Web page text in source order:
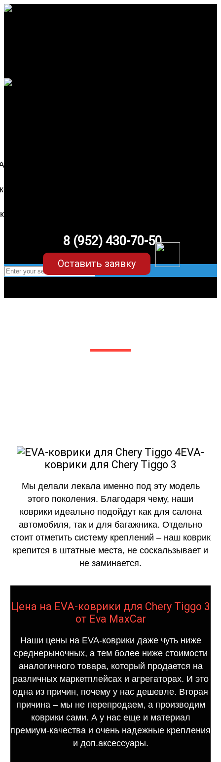
8 (952) 430-70-50
Оставить заявку
EVA-
коврики для Chery Tiggo 3
Мы делали лекала именно под эту модель
этого поколения. Благодаря чему, наши
коврики идеально подойдут как для салона
автомобиля, так и для багажника. Отдельно
стоит отметить систему креплений – наш коврик
крепится в штатные места, не соскальзывает и
не заминается.
Цена на EVA-коврики для Chery Tiggo 3
от Eva MaxCar
Наши цены на EVA-коврики даже чуть ниже
среднерыночных, а тем более ниже стоимости
аналогичного товара, который продается на
различных маркетплейсах и агрегаторах. И это
одна из причин, почему у нас дешевле. Вторая
причина – мы не перепродаем, а производим
коврики сами. А у нас еще и материал
премиум-качества и очень надежные крепления
и доп.аксессуары.